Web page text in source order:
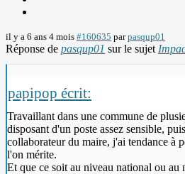
il y a 6 ans 4 mois #160635 parpasqup01
Réponse de pasqup01 sur le sujet
papipop écrit:
Travaillant dans une commune de
disposant d'un poste assez sensible,
collaborateur du maire, j'ai tendance à
l'on mérite.
Et que ce soit au niveau national ou au